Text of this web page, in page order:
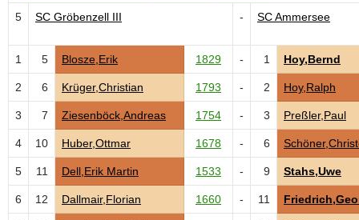
5 SC Gröbenzell III - SC Ammersee
1 5 Blosze,Erik 1829 - 1 Hoy,Bernd
2 6 Krüger,Christian 1793 - 2 Hoy,Ralph
3 7 Ziesenböck,Andreas 1754 - 3 Preßler,Paul
4 10 Huber,Ottmar 1678 - 6
5 11 Dell,Erik Martin 1533 - 9 Stahs,Uwe
6 12 Dallmair,Florian 1660 - 11